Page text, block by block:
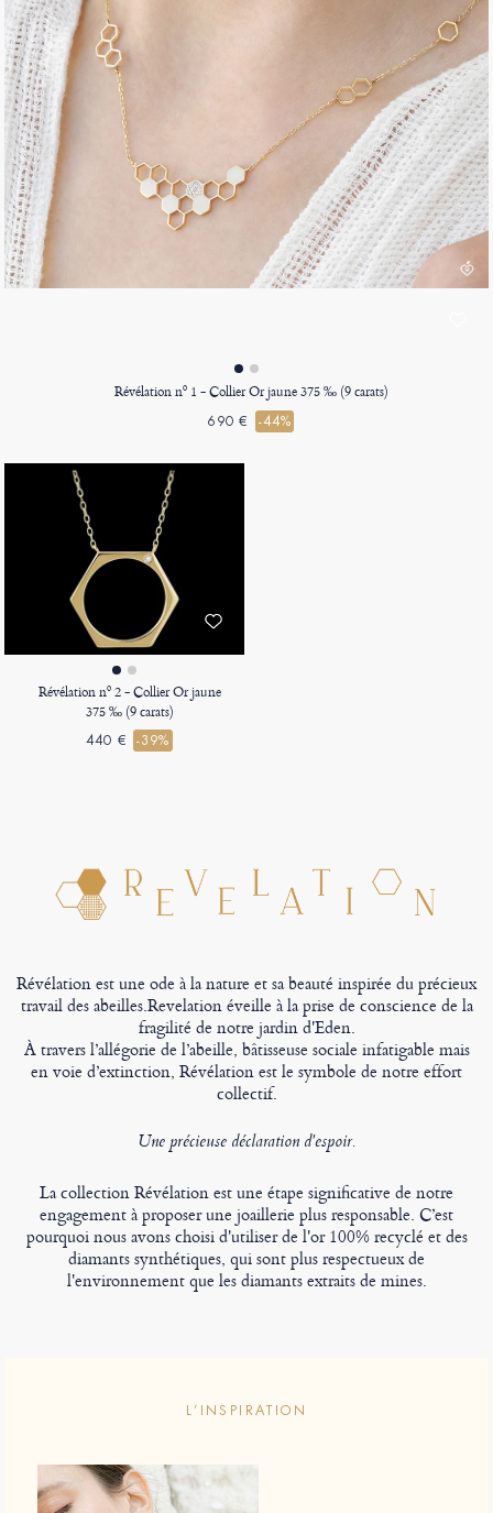
Révélation nº 1 - Collier Or jaune 375 ‰ (9 carats)
690 € -44%
Révélation nº 2 - Collier Or jaune
375 ‰ (9 carats)
440 € -39%
Révélation est une ode à la nature et sa beauté inspirée du précieux
travail des abeilles.Revelation éveille à la prise de conscience de la
fragilité de notre jardin d'Eden.
À travers l’allégorie de l’abeille, bâtisseuse sociale infatigable mais
en voie d’extinction, Révélation est le symbole de notre effort
collectif.
Une précieuse déclaration d'espoir.
La collection Révélation est une étape significative de notre
engagement à proposer une joaillerie plus responsable. C’est
pourquoi nous avons choisi d'utiliser de l'or 100% recyclé et des
diamants synthétiques, qui sont plus respectueux de
l'environnement que les diamants extraits de mines.
L’INSPIRATION